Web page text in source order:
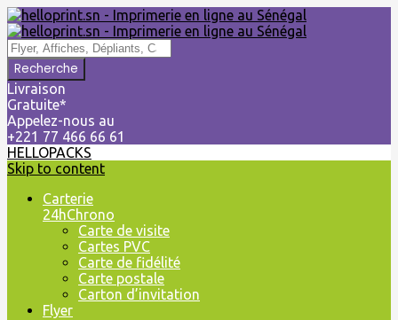
Livraison
Gratuite*
Appelez-nous au
+221 77 466 66 61
HELLOPACKS
Skip to content
Carterie
24hChrono
Carte de visite
Cartes PVC
Carte de fidélité
Carte postale
Carton d’invitation
Flyer